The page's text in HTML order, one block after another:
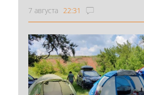
7 августа 22:31